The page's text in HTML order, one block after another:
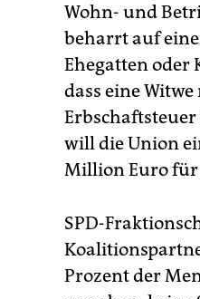
Wohn- und
beharrt auf
Ehegatten oder
dass eine
will die Union
Million Euro für
SPD-
Prozent der